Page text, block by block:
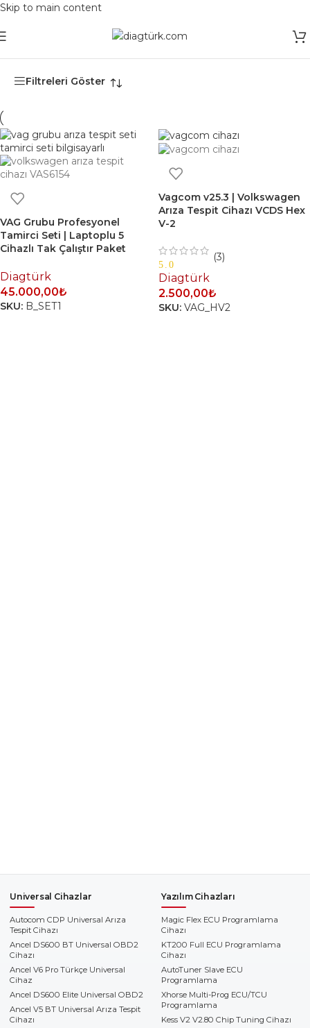
Skip to main content
Filtreleri Göster
VAG Grubu Profesyonel
Tamirci Seti | Laptoplu 5
Cihazlı Tak Çalıştır Paket
Diagtürk
45.000,00₺
SKU: B_SET1
Vagcom v25.3 | Volkswagen
Arıza Tespit Cihazı VCDS Hex
V-2
5.0
(3)
Diagtürk
2.500,00₺
SKU: VAG_HV2
Universal Cihazlar
Autocom CDP Universal Arıza
Tespit Cihazı
Ancel DS600 BT Universal OBD2
Cihazı
Ancel V6 Pro Türkçe Universal
Cihaz
Ancel DS600 Elite Universal OBD2
Ancel V5 BT Universal Arıza Tespit
Cihazı
Yazılım Cihazları
Magic Flex ECU Programlama
Cihazı
KT200 Full ECU Programlama
Cihazı
AutoTuner Slave ECU
Programlama
Xhorse Multi-Prog ECU/TCU
Programlama
Kess V2 V2.80 Chip Tuning Cihazı